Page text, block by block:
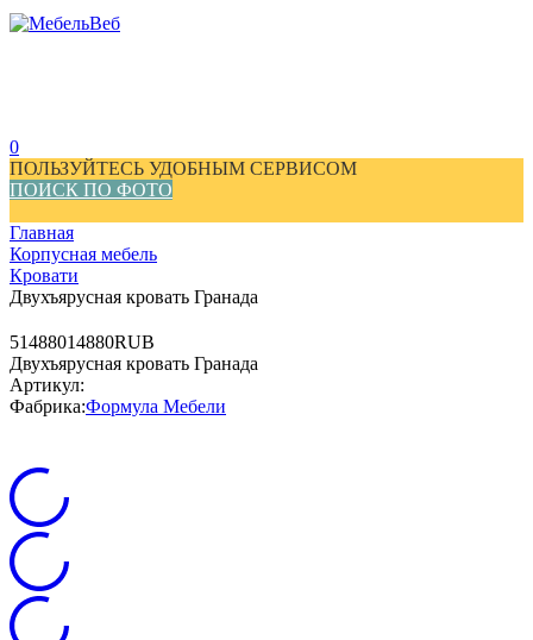
0
ПОЛЬЗУЙТЕСЬ УДОБНЫМ СЕРВИСОМ
ПОИСК ПО ФОТО
Главная
Корпусная мебель
Кровати
Двухъярусная кровать Гранада
51488014880RUB
Двухъярусная кровать Гранада
Артикул:
Фабрика:Формула Мебели